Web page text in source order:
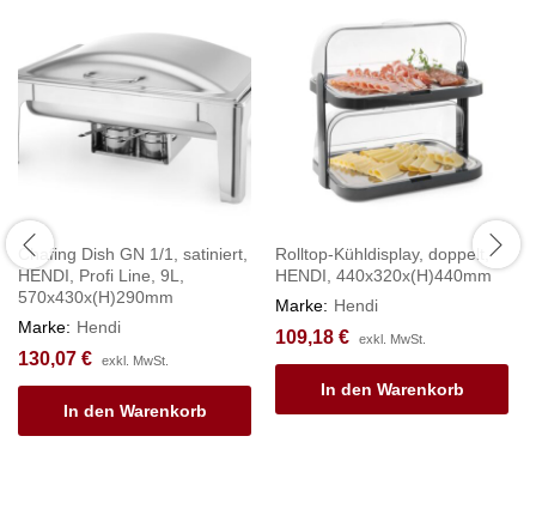
Chafing Dish GN 1/1, satiniert,
HENDI, Profi Line, 9L,
570x430x(H)290mm
Marke: Hendi
130,07 € exkl. MwSt.
In den Warenkorb
Rolltop-Kühldisplay, doppelt,
HENDI, 440x320x(H)440mm
Marke: Hendi
109,18 € exkl. MwSt.
In den Warenkorb